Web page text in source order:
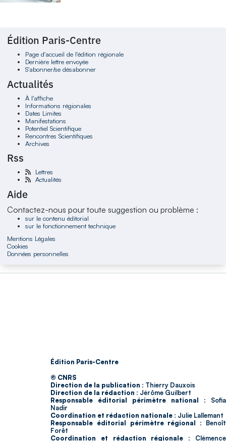
Édition Paris-Centre
Page d'accueil de l'édition régionale
Dernière lettre envoyée
S'abonner/se désabonner
Actualités
À l'affiche
Informations régionales
Dates Limites
Manifestations
Potentiel Scientifique
Rencontres Scientifiques
Archives
Rss
Lettres
Actualités
Aide
Contactez-nous pour toute suggestion ou problème :
sur le contenu éditorial
sur le fonctionnement technique
Mentions Légales
Cookies
Données personnelles
Édition Paris-Centre
© CNRS
Direction de la publication : Thierry Dauxois
Direction de la rédaction : Jérôme Guilbert
Responsable éditorial périmètre national : Sofia
Nadir
Coordination et rédaction nationale : Julie Lallemant
Responsable éditorial périmètre régional : Benoît
Forêt
Coordination et rédaction régionale : Clémence